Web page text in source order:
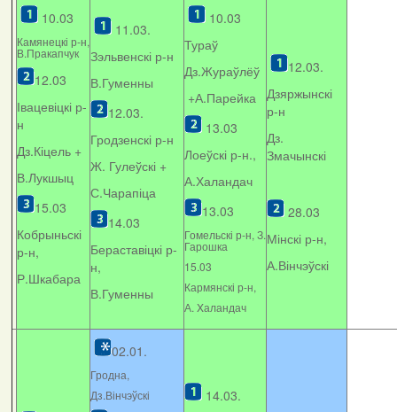
10.03
Камянецкі р-н,
В.Пракапчук
12.03
Івацевіцкі р-
н
Дз.Кіцель +
В.Лукшыц
15.03
Кобрыньскі
р-н,
Р.Шкабара
11.03.
Зэльвенскі р-н
В.Гуменны
12.03.
Гродзенскі р-н
Ж. Гулеўскі +
С.Чарапіца
14.03
Бераставіцкі р-
н,
В.Гуменны
10.03
Тураў
Дз.Жураўлёў
+А.Парейка
13.03
Лоеўскі р-н.,
А.Халандач
13.03
Гомельскі р-н, З.
Гарошка
15.03
Кармянскі р-н,
А. Xаландач
12.03.
Дзяржынскі
р-н
Дз.
Змачынскі
28.03
Мінскі р-н,
А.Вінчэўскі
02.01.
Гродна,
Дз.Вінчэўскі
14.03.